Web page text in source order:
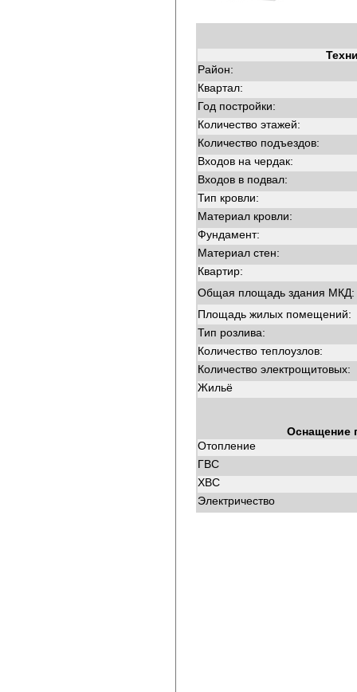
Район:
Квартал:
Год постройки:
Количество этажей:
Количество подъездов:
Входов на чердак:
Входов в подвал:
Тип кровли:
Материал кровли:
Фундамент:
Материал стен:
Квартир:
Общая площадь здания МКД:
Площадь жилых помещений:
Тип розлива:
Количество теплоузлов:
Количество электрощитовых:
Жильё
Оснащение
Отопление
ГВС
ХВС
Электричество